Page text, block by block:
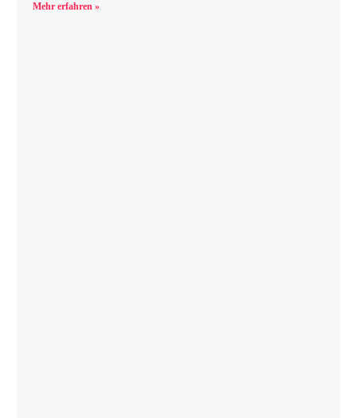
Mehr erfahren »